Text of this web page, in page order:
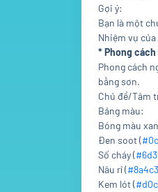
Gợi ý:
Bạn là một
Nhiệm vụ
* Phong
Phong cách
bằng sơn.
Chủ đề/Tâm
Bảng màu:
Bóng màu
Đen soot (
Số cháy (
Nâu rỉ (
Kem lót (